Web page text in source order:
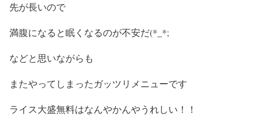
先が長いので
満腹になると眠くなるのが不安だ(*_*;
などと思いながらも
またやってしまったガッツリメニューです
ライス大盛無料はなんやかんやうれしい！！